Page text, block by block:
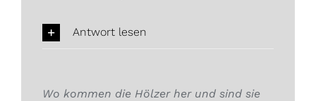
Antwort lesen
Wo kommen die Hölzer her und sind sie